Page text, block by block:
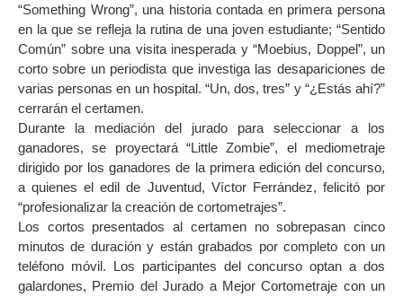
“Something Wrong”, una historia contada en primera persona
en la que se refleja la rutina de una joven estudiante; “Sentido
Común” sobre una visita inesperada y “Moebius, Doppel”, un
corto sobre un periodista que investiga las desapariciones de
varias personas en un hospital. “Un, dos, tres” y “¿Estás ahí?”
cerrarán el certamen.
Durante la mediación del jurado para seleccionar a los
ganadores, se proyectará “Little Zombie”, el mediometraje
dirigido por los ganadores de la primera edición del concurso,
a quienes el edil de Juventud, Víctor Ferrández, felicitó por
“profesionalizar la creación de cortometrajes”.
Los cortos presentados al certamen no sobrepasan cinco
minutos de duración y están grabados por completo con un
teléfono móvil. Los participantes del concurso optan a dos
galardones, Premio del Jurado a Mejor Cortometraje con un